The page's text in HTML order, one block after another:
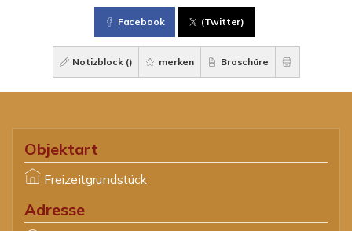
Facebook (Twitter)
Notizblock () merken Broschüre
Objektart
Freizeitgrundstück
Adresse